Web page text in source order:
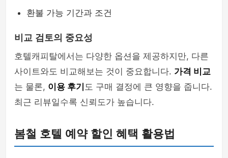
환불 가능 기간과 조건
비교 검토의 중요성
호텔캐피탈에서는 다양한 옵션을 제공하지만, 다른
사이트와도 비교해보는 것이 중요합니다. 가격 비교
는 물론, 이용 후기 도 구매 결정에 큰 영향을 줍니다.
최근 리뷰일수록 신뢰도가 높습니다.
봄철 호텔 예약 할인 혜택 활용법